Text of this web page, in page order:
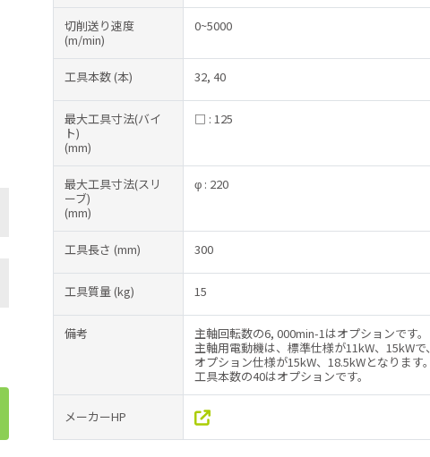
切削送り速度
(m/min)
0~5000
工具本数(本) 32, 40
最大工具寸法(バイ
ト)
(mm)
□ : 125
最大工具寸法(スリ
ーブ)
(mm)
φ : 220
工具長さ (mm) 300
工具質量(kg) 15
備考
主軸回転数の6, 000min-1はオプションです。
主軸用電動機は、標準仕様が11kW、15kWで、
オプション仕様が15kW、18.5kWとなります。
工具本数の40はオプションです。
メーカーHP